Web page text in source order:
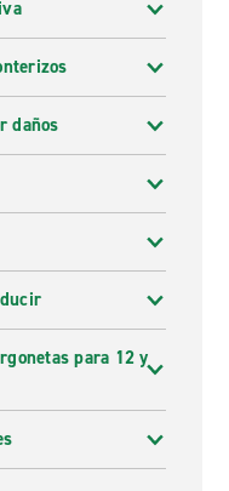
daños
para 12 y